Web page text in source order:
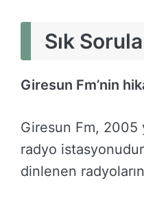
Sık
Giresun Fm’nin
Giresun Fm, 2005
radyo
dinlenen